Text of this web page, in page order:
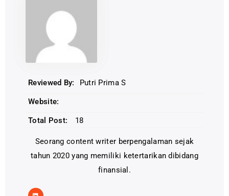
Reviewed By: Putri Prima S
Website:
Total Post: 18
Seorang content writer berpengalaman sejak
tahun 2020 yang memiliki ketertarikan dibidang
finansial.